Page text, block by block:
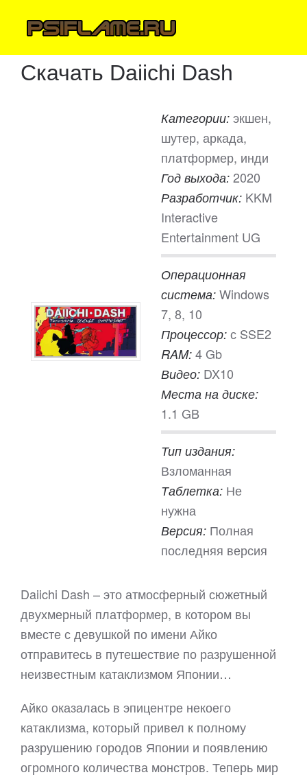
Скачать Daiichi Dash
Категории: экшен,
шутер, аркада,
платформер, инди
Год выхода: 2020
Разработчик: KKM
Interactive
Entertainment UG
Операционная
система: Windows
7, 8, 10
Процессор: с SSE2
RAM: 4 Gb
Видео: DX10
Места на диске:
1.1 GB
Тип издания:
Взломанная
Таблетка: Не
нужна
Версия: Полная
последняя версия
Daiichi Dash – это атмосферный сюжетный
двухмерный платформер, в котором вы
вместе с девушкой по имени Айко
отправитесь в путешествие по разрушенной
неизвестным катаклизмом Японии…
Айко оказалась в эпицентре некоего
катаклизма, который привел к полному
разрушению городов Японии и появлению
огромного количества монстров. Теперь мир